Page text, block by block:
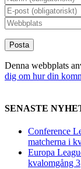
Denna webbplats
dig om hur din
SENASTE
Conference
matcherna i
Europa
kvalomgång 3